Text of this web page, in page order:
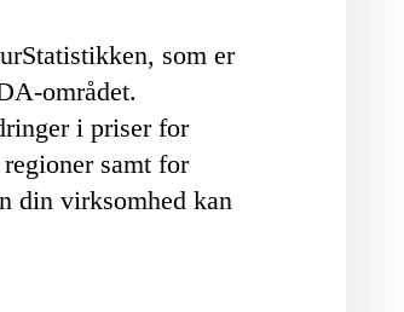
som er
området.
i priser for
samt for
din virksomhed kan